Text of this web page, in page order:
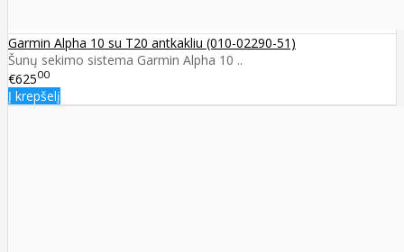
Garmin Alpha 10 su T20 antkakliu (010-02290-51)
Šunų sekimo sistema Garmin Alpha 10 ..
€62500
Į krepšelį